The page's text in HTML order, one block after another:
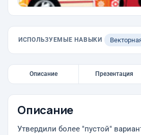
ИСПОЛЬЗУЕМЫЕ НАВЫКИ
Описание Презентация
Описание
Утвердили более "пустой"